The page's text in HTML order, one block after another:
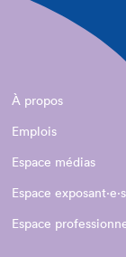
À propos
Emplois
Espace médias
Espace exposant·e⋅s
Espace